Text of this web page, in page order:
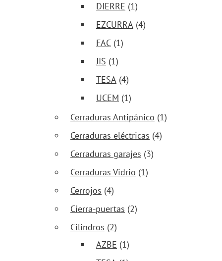
DIERRE (1)
EZCURRA (4)
FAC (1)
JIS (1)
TESA (4)
UCEM (1)
Cerraduras Antipánico (1)
Cerraduras eléctricas (4)
Cerraduras garajes (3)
Cerraduras Vidrio (1)
Cerrojos (4)
Cierra-puertas (2)
Cilindros (2)
AZBE (1)